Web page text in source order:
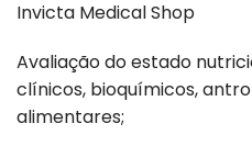
Invicta Medical Shop
Avaliação do estado
clínicos, bioquímicos,
alimentares;